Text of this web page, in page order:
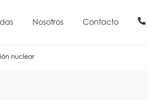
Nosotros Contacto
nuclear